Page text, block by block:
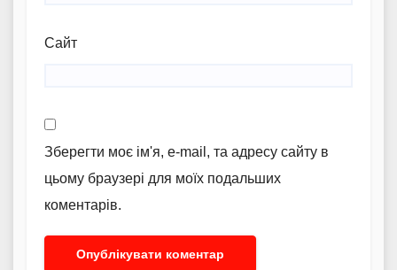
Сайт
Зберегти моє ім'я, e-mail, та адресу сайту в
цьому браузері для моїх подальших
коментарів.